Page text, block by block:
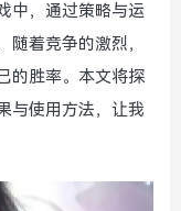
中，通过策略与运
着竞争的激烈，
的胜率。本文将探
与使用方法，让我